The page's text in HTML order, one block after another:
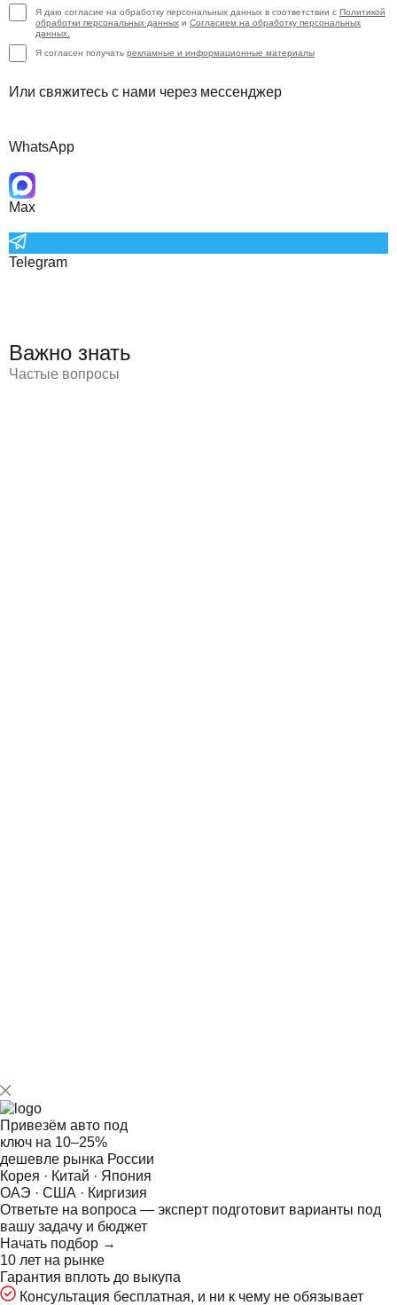
Я даю согласие на обработку персональных данных в соответствии с Политикой
обработки персональных данных и Согласием на обработку персональных
данных.
Я согласен получать рекламные и информационные материалы
Или свяжитесь с нами через мессенджер
WhatsApp
Max
Telegram
Важно знать
Частые вопросы
Привезём авто под
ключ на 10–25%
дешевле рынка России
Корея · Китай · Япония
ОАЭ · США · Киргизия
Ответьте на вопроса — эксперт подготовит варианты под
вашу задачу и бюджет
Начать подбор →
10 лет на рынке
Гарантия вплоть до выкупа
Консультация бесплатная, и ни к чему не обязывает